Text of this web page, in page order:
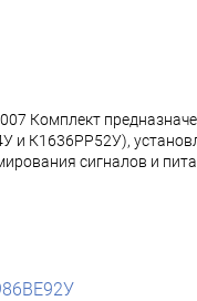
Комплект
К1636РР52У),
сигналов и